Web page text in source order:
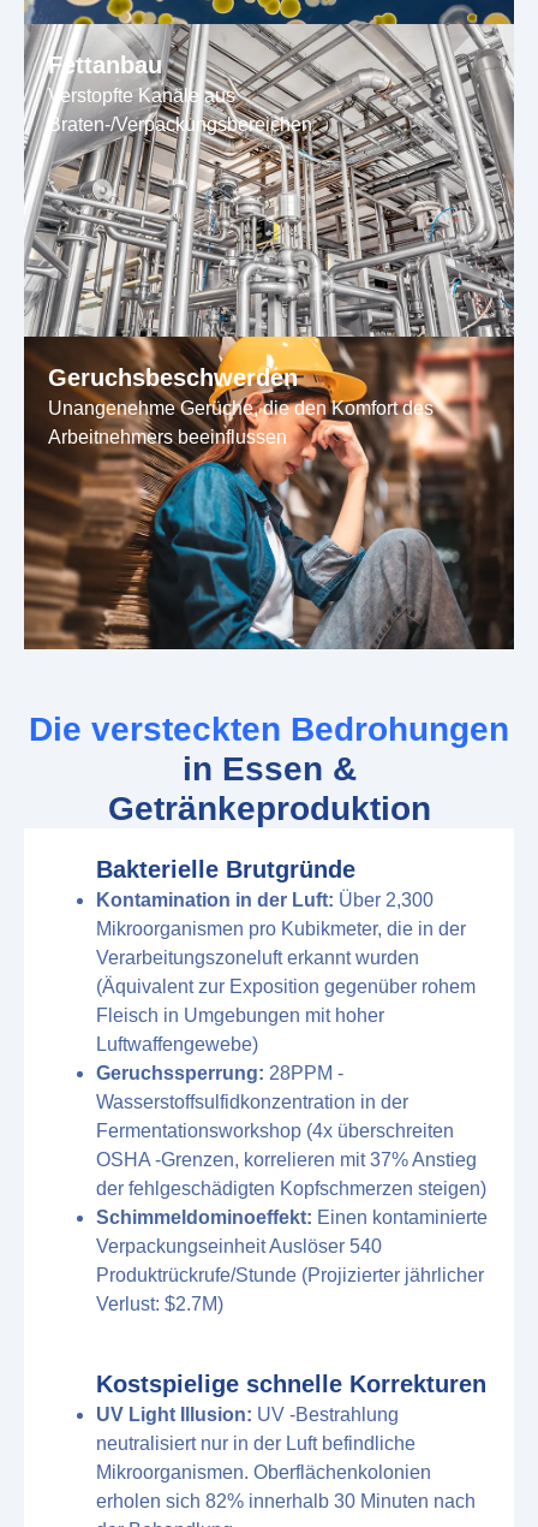
Fettanbau
Verstopfte Kanäle aus
Braten-/Verpackungsbereichen
Geruchsbeschwerden
Unangenehme Gerüche, die den Komfort des
Arbeitnehmers beeinflussen
Die versteckten Bedrohungen
in Essen &
Getränkeproduktion
Bakterielle Brutgründe
Kontamination in der Luft: Über 2,300
Mikroorganismen pro Kubikmeter, die in der
Verarbeitungszoneluft erkannt wurden
(Äquivalent zur Exposition gegenüber rohem
Fleisch in Umgebungen mit hoher
Luftwaffengewebe)
Geruchssperrung: 28PPM -
Wasserstoffsulfidkonzentration in der
Fermentationsworkshop (4x überschreiten
OSHA -Grenzen, korrelieren mit 37% Anstieg
der fehlgeschädigten Kopfschmerzen steigen)
Schimmeldominoeffekt: Einen kontaminierte
Verpackungseinheit Auslöser 540
Produktrückrufe/Stunde (Projizierter jährlicher
Verlust: $2.7M)
Kostspielige schnelle Korrekturen
UV Light Illusion: UV -Bestrahlung
neutralisiert nur in der Luft befindliche
Mikroorganismen. Oberflächenkolonien
erholen sich 82% innerhalb 30 Minuten nach